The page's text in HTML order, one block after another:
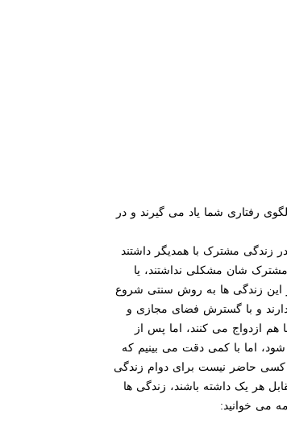
رفتاری شما یاد می گیرند و در
زندگی مشترک با همدیگر داشتند
شان مشکلی نداشتند، یا
این زندگی ها به روش سنتی شروع
و با گسترش فضای مجازی و
ازدواج می کنند، اما پس از
اما با کمی دقت می بینیم که
کسی حاضر نیست برای دوام زندگی
هر یک داشته باشند، زندگی ها
می خوانید: